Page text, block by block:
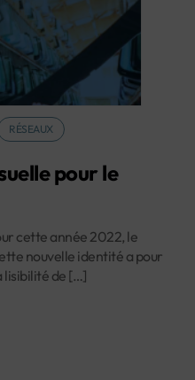
RÉSEAUX
pour le
cette année 2022, le
nouvelle identité a pour
lisibilité de […]